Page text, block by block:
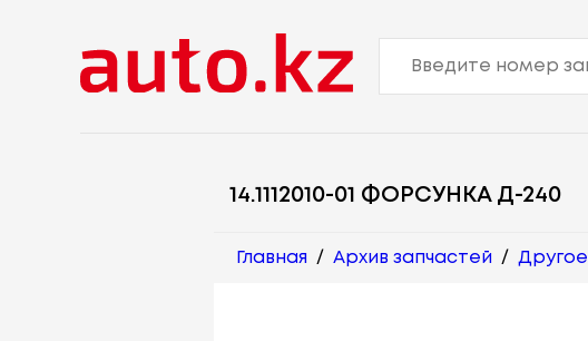
14.1112010-01 ФОРСУНКА Д-240
Главная / Архив запчастей / Другое